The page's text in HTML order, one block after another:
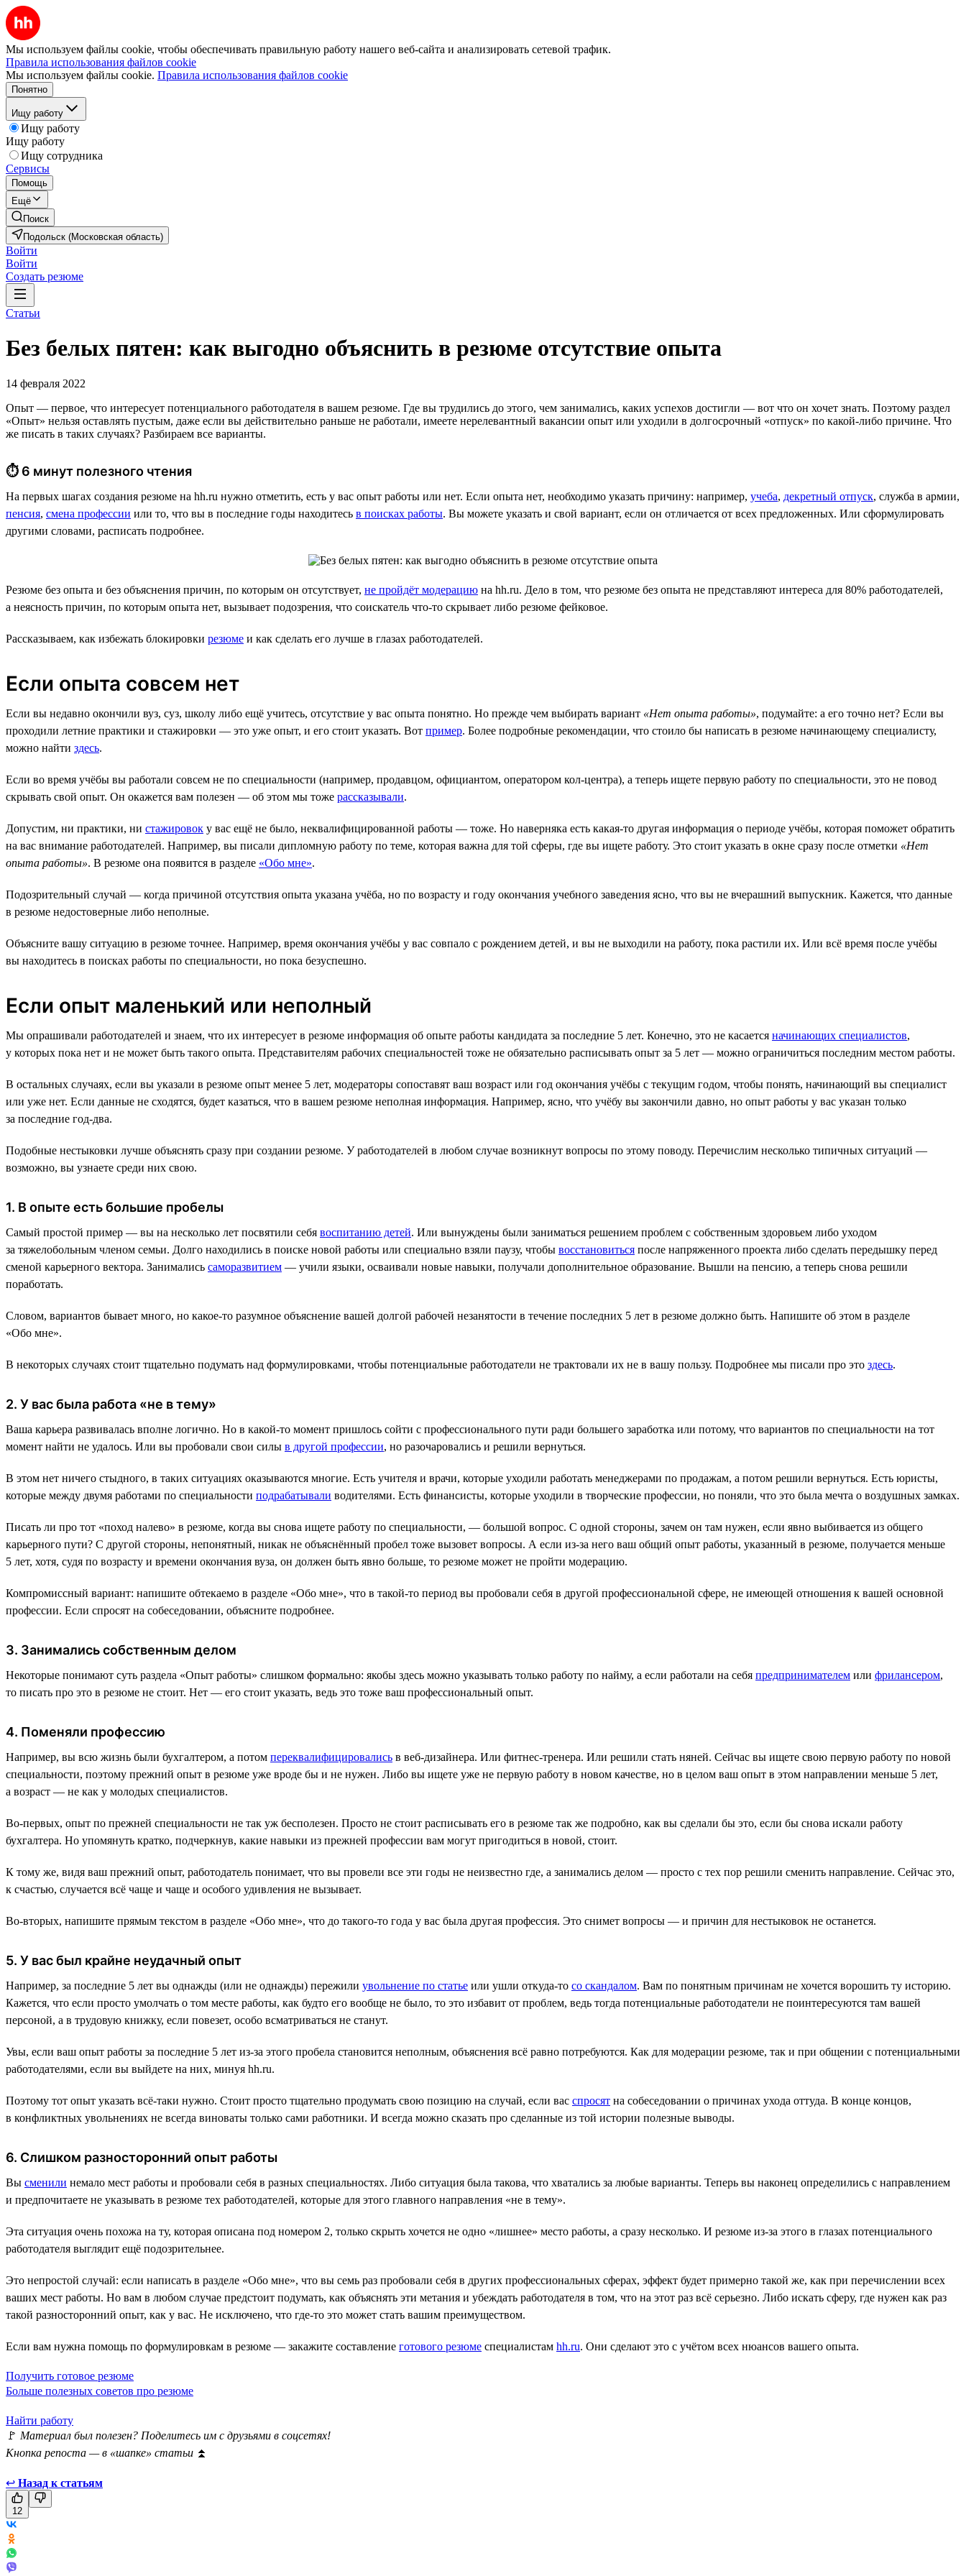
Мы используем файлы cookie, чтобы обеспечивать правильную работу нашего веб-сайта и анализировать сетевой трафик.
Правила использования файлов cookie
Мы используем файлы cookie. Правила использования файлов cookie
Понятно
Ищу работу
Ищу работу
Ищу работу
Ищу сотрудника
Сервисы
Помощь
Ещё
Поиск
Подольск (Московская область)
Войти
Войти
Создать резюме
Статьи
Без белых пятен: как выгодно объяснить в резюме отсутствие опыта
14 февраля 2022
Опыт — первое, что интересует потенциального работодателя в вашем резюме. Где вы трудились до этого, чем занимались, каких успехов достигли — вот что он хочет знать. Поэтому раздел
«Опыт» нельзя оставлять пустым, даже если вы действительно раньше не работали, имеете нерелевантный вакансии опыт или уходили в долгосрочный «отпуск» по какой-либо причине. Что
же писать в таких случаях? Разбираем все варианты.
⏱ 6 минут полезного чтения
На первых шагах создания резюме на hh.ru нужно отметить, есть у вас опыт работы или нет. Если опыта нет, необходимо указать причину: например, учеба, декретный отпуск, служба в армии,
пенсия, смена профессии или то, что вы в последние годы находитесь в поисках работы. Вы можете указать и свой вариант, если он отличается от всех предложенных. Или сформулировать
другими словами, расписать подробнее.
Резюме без опыта и без объяснения причин, по которым он отсутствует, не пройдёт модерацию на hh.ru. Дело в том, что резюме без опыта не представляют интереса для 80% работодателей,
а неясность причин, по которым опыта нет, вызывает подозрения, что соискатель что-то скрывает либо резюме фейковое.
Рассказываем, как избежать блокировки резюме и как сделать его лучше в глазах работодателей.
Если опыта совсем нет
Если вы недавно окончили вуз, суз, школу либо ещё учитесь, отсутствие у вас опыта понятно. Но прежде чем выбирать вариант «Нет опыта работы», подумайте: а его точно нет? Если вы
проходили летние практики и стажировки — это уже опыт, и его стоит указать. Вот пример. Более подробные рекомендации, что стоило бы написать в резюме начинающему специалисту,
можно найти здесь.
Если во время учёбы вы работали совсем не по специальности (например, продавцом, официантом, оператором кол-центра), а теперь ищете первую работу по специальности, это не повод
скрывать свой опыт. Он окажется вам полезен — об этом мы тоже рассказывали.
Допустим, ни практики, ни стажировок у вас ещё не было, неквалифицированной работы — тоже. Но наверняка есть какая-то другая информация о периоде учёбы, которая поможет обратить
на вас внимание работодателей. Например, вы писали дипломную работу по теме, которая важна для той сферы, где вы ищете работу. Это стоит указать в окне сразу после отметки «Нет
опыта работы». В резюме она появится в разделе «Обо мне».
Подозрительный случай — когда причиной отсутствия опыта указана учёба, но по возрасту и году окончания учебного заведения ясно, что вы не вчерашний выпускник. Кажется, что данные
в резюме недостоверные либо неполные.
Объясните вашу ситуацию в резюме точнее. Например, время окончания учёбы у вас совпало с рождением детей, и вы не выходили на работу, пока растили их. Или всё время после учёбы
вы находитесь в поисках работы по специальности, но пока безуспешно.
Если опыт маленький или неполный
Мы опрашивали работодателей и знаем, что их интересует в резюме информация об опыте работы кандидата за последние 5 лет. Конечно, это не касается начинающих специалистов,
у которых пока нет и не может быть такого опыта. Представителям рабочих специальностей тоже не обязательно расписывать опыт за 5 лет — можно ограничиться последним местом работы.
В остальных случаях, если вы указали в резюме опыт менее 5 лет, модераторы сопоставят ваш возраст или год окончания учёбы с текущим годом, чтобы понять, начинающий вы специалист
или уже нет. Если данные не сходятся, будет казаться, что в вашем резюме неполная информация. Например, ясно, что учёбу вы закончили давно, но опыт работы у вас указан только
за последние год-два.
Подобные нестыковки лучше объяснять сразу при создании резюме. У работодателей в любом случае возникнут вопросы по этому поводу. Перечислим несколько типичных ситуаций —
возможно, вы узнаете среди них свою.
1. В опыте есть большие пробелы
Самый простой пример — вы на несколько лет посвятили себя воспитанию детей. Или вынуждены были заниматься решением проблем с собственным здоровьем либо уходом
за тяжелобольным членом семьи. Долго находились в поиске новой работы или специально взяли паузу, чтобы восстановиться после напряженного проекта либо сделать передышку перед
сменой карьерного вектора. Занимались саморазвитием — учили языки, осваивали новые навыки, получали дополнительное образование. Вышли на пенсию, а теперь снова решили
поработать.
Словом, вариантов бывает много, но какое-то разумное объяснение вашей долгой рабочей незанятости в течение последних 5 лет в резюме должно быть. Напишите об этом в разделе
«Обо мне».
В некоторых случаях стоит тщательно подумать над формулировками, чтобы потенциальные работодатели не трактовали их не в вашу пользу. Подробнее мы писали про это здесь.
2. У вас была работа «не в тему»
Ваша карьера развивалась вполне логично. Но в какой-то момент пришлось сойти с профессионального пути ради большего заработка или потому, что вариантов по специальности на тот
момент найти не удалось. Или вы пробовали свои силы в другой профессии, но разочаровались и решили вернуться.
В этом нет ничего стыдного, в таких ситуациях оказываются многие. Есть учителя и врачи, которые уходили работать менеджерами по продажам, а потом решили вернуться. Есть юристы,
которые между двумя работами по специальности подрабатывали водителями. Есть финансисты, которые уходили в творческие профессии, но поняли, что это была мечта о воздушных замках.
Писать ли про тот «поход налево» в резюме, когда вы снова ищете работу по специальности, — большой вопрос. С одной стороны, зачем он там нужен, если явно выбивается из общего
карьерного пути? С другой стороны, непонятный, никак не объяснённый пробел тоже вызовет вопросы. А если из-за него ваш общий опыт работы, указанный в резюме, получается меньше
5 лет, хотя, судя по возрасту и времени окончания вуза, он должен быть явно больше, то резюме может не пройти модерацию.
Компромиссный вариант: напишите обтекаемо в разделе «Обо мне», что в такой-то период вы пробовали себя в другой профессиональной сфере, не имеющей отношения к вашей основной
профессии. Если спросят на собеседовании, объясните подробнее.
3. Занимались собственным делом
Некоторые понимают суть раздела «Опыт работы» слишком формально: якобы здесь можно указывать только работу по найму, а если работали на себя предпринимателем или фрилансером,
то писать про это в резюме не стоит. Нет — его стоит указать, ведь это тоже ваш профессиональный опыт.
4. Поменяли профессию
Например, вы всю жизнь были бухгалтером, а потом переквалифицировались в веб-дизайнера. Или фитнес-тренера. Или решили стать няней. Сейчас вы ищете свою первую работу по новой
специальности, поэтому прежний опыт в резюме уже вроде бы и не нужен. Либо вы ищете уже не первую работу в новом качестве, но в целом ваш опыт в этом направлении меньше 5 лет,
а возраст — не как у молодых специалистов.
Во-первых, опыт по прежней специальности не так уж бесполезен. Просто не стоит расписывать его в резюме так же подробно, как вы сделали бы это, если бы снова искали работу
бухгалтера. Но упомянуть кратко, подчеркнув, какие навыки из прежней профессии вам могут пригодиться в новой, стоит.
К тому же, видя ваш прежний опыт, работодатель понимает, что вы провели все эти годы не неизвестно где, а занимались делом — просто с тех пор решили сменить направление. Сейчас это,
к счастью, случается всё чаще и чаще и особого удивления не вызывает.
Во-вторых, напишите прямым текстом в разделе «Обо мне», что до такого-то года у вас была другая профессия. Это снимет вопросы — и причин для нестыковок не останется.
5. У вас был крайне неудачный опыт
Например, за последние 5 лет вы однажды (или не однажды) пережили увольнение по статье или ушли откуда-то со скандалом. Вам по понятным причинам не хочется ворошить ту историю.
Кажется, что если просто умолчать о том месте работы, как будто его вообще не было, то это избавит от проблем, ведь тогда потенциальные работодатели не поинтересуются там вашей
персоной, а в трудовую книжку, если повезет, особо всматриваться не станут.
Увы, если ваш опыт работы за последние 5 лет из-за этого пробела становится неполным, объяснения всё равно потребуются. Как для модерации резюме, так и при общении с потенциальными
работодателями, если вы выйдете на них, минуя hh.ru.
Поэтому тот опыт указать всё-таки нужно. Стоит просто тщательно продумать свою позицию на случай, если вас спросят на собеседовании о причинах ухода оттуда. В конце концов,
в конфликтных увольнениях не всегда виноваты только сами работники. И всегда можно сказать про сделанные из той истории полезные выводы.
6. Слишком разносторонний опыт работы
Вы сменили немало мест работы и пробовали себя в разных специальностях. Либо ситуация была такова, что хватались за любые варианты. Теперь вы наконец определились с направлением
и предпочитаете не указывать в резюме тех работодателей, которые для этого главного направления «не в тему».
Эта ситуация очень похожа на ту, которая описана под номером 2, только скрыть хочется не одно «лишнее» место работы, а сразу несколько. И резюме из-за этого в глазах потенциального
работодателя выглядит ещё подозрительнее.
Это непростой случай: если написать в разделе «Обо мне», что вы семь раз пробовали себя в других профессиональных сферах, эффект будет примерно такой же, как при перечислении всех
ваших мест работы. Но вам в любом случае предстоит подумать, как объяснять эти метания и убеждать работодателя в том, что на этот раз всё серьезно. Либо искать сферу, где нужен как раз
такой разносторонний опыт, как у вас. Не исключено, что где-то это может стать вашим преимуществом.
Если вам нужна помощь по формулировкам в резюме — закажите составление готового резюме специалистам hh.ru. Они сделают это с учётом всех нюансов вашего опыта.
Получить готовое резюме
Больше полезных советов про резюме
Найти работу
🚩 Материал был полезен? Поделитесь им с друзьями в соцсетях!
Кнопка репоста — в «шапке» статьи ⏫
↩ Назад к статьям
12